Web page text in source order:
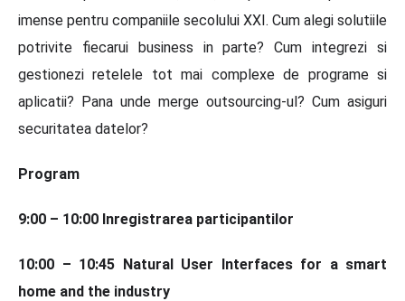
imense pentru companiile secolului XXI. Cum alegi solutiile
potrivite fiecarui business in parte? Cum integrezi si
gestionezi retelele tot mai complexe de programe si
aplicatii? Pana unde merge outsourcing-ul? Cum asiguri
securitatea datelor?
Program
9:00 – 10:00 Inregistrarea participantilor
10:00 – 10:45 Natural User Interfaces for a smart
home and the industry